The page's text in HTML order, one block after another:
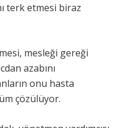
terk etmesi biraz
mesleği gereği
azabını
onu hasta
çözülüyor.